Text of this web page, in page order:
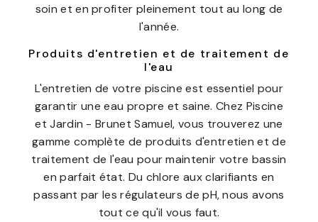
soin et en profiter pleinement tout au long de
l'année.
Produits d'entretien et de traitement de
l'eau
L'entretien de votre piscine est essentiel pour
garantir une eau propre et saine. Chez Piscine
et Jardin - Brunet Samuel, vous trouverez une
gamme complète de produits d'entretien et de
traitement de l'eau pour maintenir votre bassin
en parfait état. Du chlore aux clarifiants en
passant par les régulateurs de pH, nous avons
tout ce qu'il vous faut.